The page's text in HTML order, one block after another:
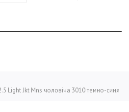
Light Jkt Mns чоловіча 3010 темно-синя